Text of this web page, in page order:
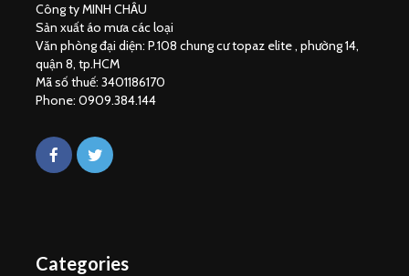
Công ty MINH CHÂU
Sản xuất áo mưa các loại
Văn phòng đại diện: P.108 chung cư topaz elite , phường 14,
quận 8, tp.HCM
Mã số thuế: 3401186170
Phone: 0909.384.144
Categories